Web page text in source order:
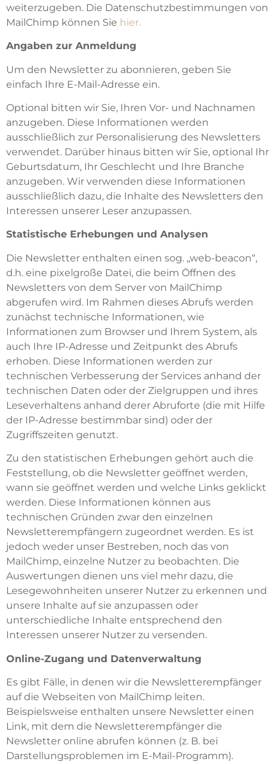
weiterzugeben. Die Datenschutzbestimmungen von
MailChimp können Sie hier.
Angaben zur Anmeldung
Um den Newsletter zu abonnieren, geben Sie
einfach Ihre E-Mail-Adresse ein.
Optional bitten wir Sie, Ihren Vor- und Nachnamen
anzugeben. Diese Informationen werden
ausschließlich zur Personalisierung des Newsletters
verwendet. Darüber hinaus bitten wir Sie, optional Ihr
Geburtsdatum, Ihr Geschlecht und Ihre Branche
anzugeben. Wir verwenden diese Informationen
ausschließlich dazu, die Inhalte des Newsletters den
Interessen unserer Leser anzupassen.
Statistische Erhebungen und Analysen
Die Newsletter enthalten einen sog. „web-beacon“,
d.h. eine pixelgroße Datei, die beim Öffnen des
Newsletters von dem Server von MailChimp
abgerufen wird. Im Rahmen dieses Abrufs werden
zunächst technische Informationen, wie
Informationen zum Browser und Ihrem System, als
auch Ihre IP-Adresse und Zeitpunkt des Abrufs
erhoben. Diese Informationen werden zur
technischen Verbesserung der Services anhand der
technischen Daten oder der Zielgruppen und ihres
Leseverhaltens anhand derer Abruforte (die mit Hilfe
der IP-Adresse bestimmbar sind) oder der
Zugriffszeiten genutzt.
Zu den statistischen Erhebungen gehört auch die
Feststellung, ob die Newsletter geöffnet werden,
wann sie geöffnet werden und welche Links geklickt
werden. Diese Informationen können aus
technischen Gründen zwar den einzelnen
Newsletterempfängern zugeordnet werden. Es ist
jedoch weder unser Bestreben, noch das von
MailChimp, einzelne Nutzer zu beobachten. Die
Auswertungen dienen uns viel mehr dazu, die
Lesegewohnheiten unserer Nutzer zu erkennen und
unsere Inhalte auf sie anzupassen oder
unterschiedliche Inhalte entsprechend den
Interessen unserer Nutzer zu versenden.
Online-Zugang und Datenverwaltung
Es gibt Fälle, in denen wir die Newsletterempfänger
auf die Webseiten von MailChimp leiten.
Beispielsweise enthalten unsere Newsletter einen
Link, mit dem die Newsletterempfänger die
Newsletter online abrufen können (z. B. bei
Darstellungsproblemen im E-Mail-Programm).